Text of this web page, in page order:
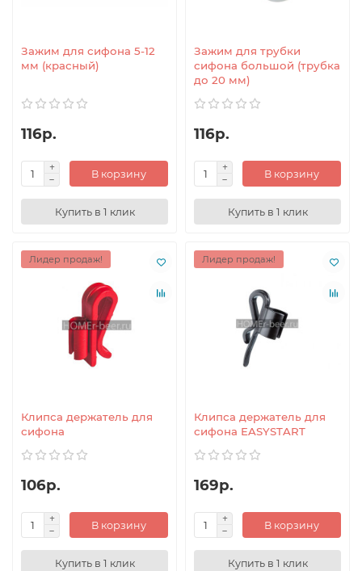
Зажим для сифона 5-12
мм (красный)
116р.
В корзину
Купить в 1 клик
Зажим для трубки
сифона большой (трубка
до 20 мм)
116р.
В корзину
Купить в 1 клик
Лидер продаж!
Клипса держатель для
сифона
106р.
В корзину
Купить в 1 клик
Лидер продаж!
Клипса держатель для
сифона EASYSTART
169р.
В корзину
Купить в 1 клик